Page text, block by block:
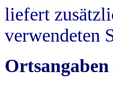
liefert
verwendeten